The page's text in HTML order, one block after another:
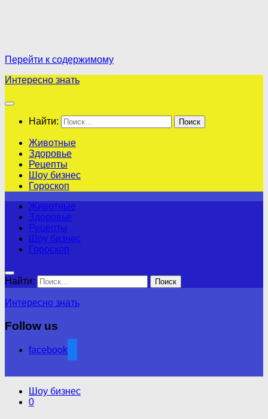
Перейти к содержимому
Интересно знать
Найти:
Животные
Здоровье
Рецепты
Шоу бизнес
Гороскоп
Животные
Здоровье
Рецепты
Шоу бизнес
Гороскоп
Найти:
Интересно знать
Follow us
facebook
Шоу бизнес
0